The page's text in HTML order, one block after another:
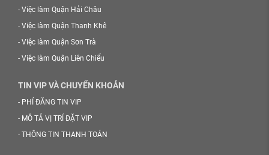
- Việc làm Quận Hải Châu
- Việc làm Quận Thanh Khê
- Việc làm Quận Sơn Trà
- Việc làm Quận Liên Chiểu
TIN VIP VÀ CHUYỂN KHOẢN
- PHÍ ĐĂNG TIN VIP
- MÔ TẢ VỊ TRÍ ĐẶT VIP
- THÔNG TIN THANH TOÁN